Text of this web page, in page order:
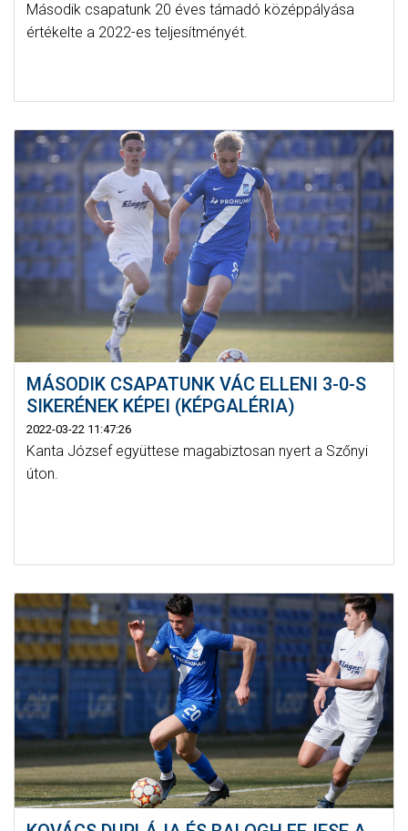
Második csapatunk 20 éves támadó középpályása
értékelte a 2022-es teljesítményét.
MÁSODIK CSAPATUNK VÁC ELLENI 3-0-S
SIKERÉNEK KÉPEI (KÉPGALÉRIA)
2022-03-22 11:47:26
Kanta József együttese magabiztosan nyert a Szőnyi
úton.